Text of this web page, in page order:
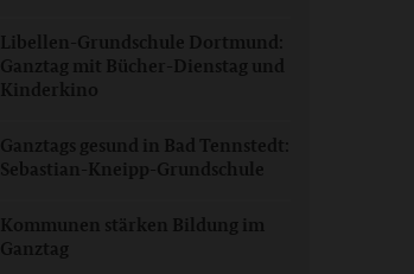
Libellen-Grundschule Dortmund:
Ganztag mit Bücher-Dienstag und
Kinderkino
Ganztags gesund in Bad Tennstedt:
Sebastian-Kneipp-Grundschule
Kommunen stärken Bildung im
Ganztag